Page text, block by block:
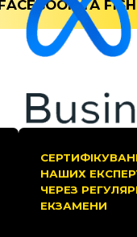
FACEBOOK ТА
НАШИХ
ЧЕРЕЗ
ЕКЗАМЕНИ